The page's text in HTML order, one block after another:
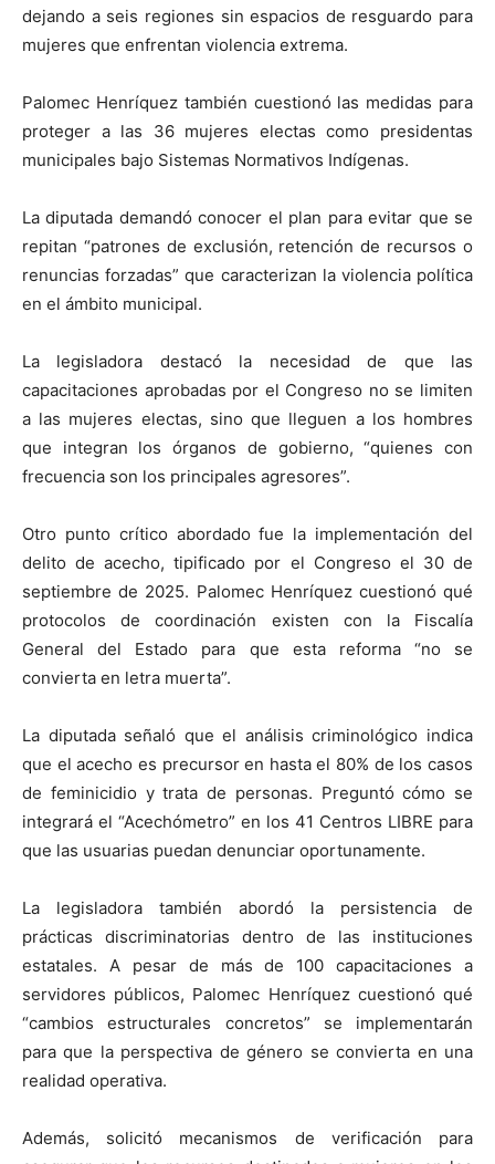
dejando a seis regiones sin espacios de resguardo para
mujeres que enfrentan violencia extrema.
Palomec Henríquez también cuestionó las medidas para
proteger a las 36 mujeres electas como presidentas
municipales bajo Sistemas Normativos Indígenas.
La diputada demandó conocer el plan para evitar que se
repitan “patrones de exclusión, retención de recursos o
renuncias forzadas” que caracterizan la violencia política
en el ámbito municipal.
La legisladora destacó la necesidad de que las
capacitaciones aprobadas por el Congreso no se limiten
a las mujeres electas, sino que lleguen a los hombres
que integran los órganos de gobierno, “quienes con
frecuencia son los principales agresores”.
Otro punto crítico abordado fue la implementación del
delito de acecho, tipificado por el Congreso el 30 de
septiembre de 2025. Palomec Henríquez cuestionó qué
protocolos de coordinación existen con la Fiscalía
General del Estado para que esta reforma “no se
convierta en letra muerta”.
La diputada señaló que el análisis criminológico indica
que el acecho es precursor en hasta el 80% de los casos
de feminicidio y trata de personas. Preguntó cómo se
integrará el “Acechómetro” en los 41 Centros LIBRE para
que las usuarias puedan denunciar oportunamente.
La legisladora también abordó la persistencia de
prácticas discriminatorias dentro de las instituciones
estatales. A pesar de más de 100 capacitaciones a
servidores públicos, Palomec Henríquez cuestionó qué
“cambios estructurales concretos” se implementarán
para que la perspectiva de género se convierta en una
realidad operativa.
Además, solicitó mecanismos de verificación para